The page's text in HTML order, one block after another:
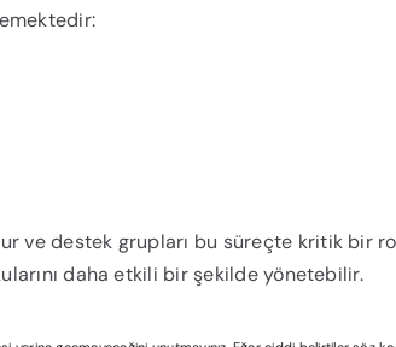
ve destek grupları bu süreçte kritik bir
daha etkili bir şekilde yönetebilir.